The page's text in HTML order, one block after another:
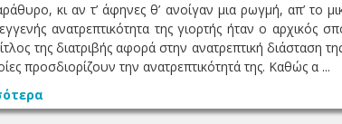
κι αν τ’ άφηνες θ’ ανοίγαν μια ρωγμή, απ’ το
ανατρεπτικότητα της γιορτής ήταν ο αρχικός
της διατριβής αφορά στην ανατρεπτική διάσταση
προσδιορίζουν την ανατρεπτικότητά της. Kαθώς α ...